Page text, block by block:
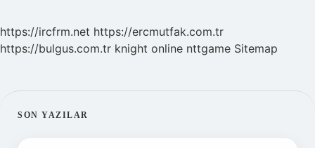
https://ircfrm.net https://ercmutfak.com.tr
https://bulgus.com.tr knight online nttgame Sitemap
SIDEBAR
SON YAZILAR